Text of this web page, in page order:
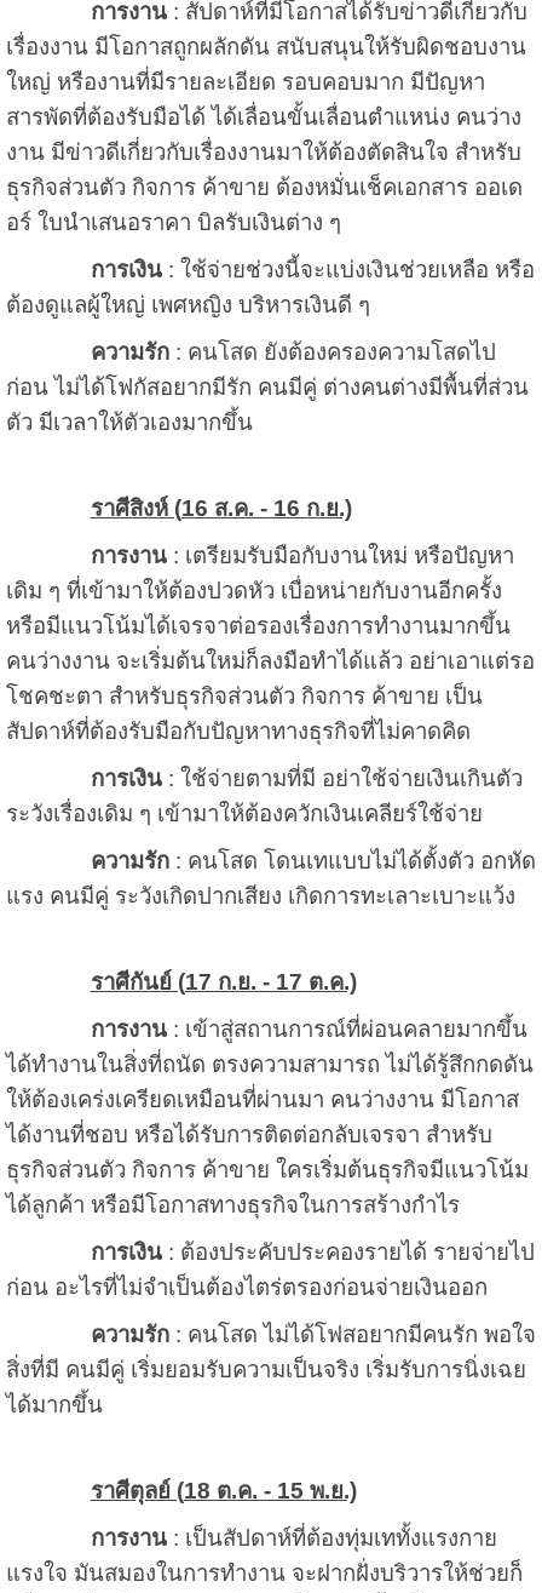
การงาน: สัปดาห์ที่มีโอกาสได้รับข่าวดีเกี่ยวกับ
เรื่องงาน มีโอกาสถูกผลักดัน สนับสนุนให้รับผิดชอบงาน
ใหญ่ หรืองานที่มีรายละเอียด รอบคอบมาก มีปัญหา
สารพัดที่ต้องรับมือได้ ได้เลื่อนขั้นเลื่อนตำแหน่ง คนว่าง
งาน มีข่าวดีเกี่ยวกับเรื่องงานมาให้ต้องตัดสินใจ สำหรับ
ธุรกิจส่วนตัว กิจการ ค้าขาย ต้องหมั่นเช็คเอกสาร ออเด
อร์ ใบนำเสนอราคา บิลรับเงินต่าง ๆ
การเงิน: ใช้จ่ายช่วงนี้จะแบ่งเงินช่วยเหลือ หรือ
ต้องดูแลผู้ใหญ่ เพศหญิง บริหารเงินดี ๆ
ความรัก: คนโสด ยังต้องครองความโสดไป
ก่อน ไม่ได้โฟกัสอยากมีรัก คนมีคู่ ต่างคนต่างมีพื้นที่ส่วน
ตัว มีเวลาให้ตัวเองมากขึ้น
ราศีสิงห์ (16 ส.ค. - 16 ก.ย.)
การงาน: เตรียมรับมือกับงานใหม่ หรือปัญหา
เดิม ๆ ที่เข้ามาให้ต้องปวดหัว เบื่อหน่ายกับงานอีกครั้ง
หรือมีแนวโน้มได้เจรจาต่อรองเรื่องการทำงานมากขึ้น
คนว่างงาน จะเริ่มต้นใหม่ก็ลงมือทำได้แล้ว อย่าเอาแต่รอ
โชคชะตา สำหรับธุรกิจส่วนตัว กิจการ ค้าขาย เป็น
สัปดาห์ที่ต้องรับมือกับปัญหาทางธุรกิจที่ไม่คาดคิด
การเงิน: ใช้จ่ายตามที่มี อย่าใช้จ่ายเงินเกินตัว
ระวังเรื่องเดิม ๆ เข้ามาให้ต้องควักเงินเคลียร์ใช้จ่าย
ความรัก: คนโสด โดนเทแบบไม่ได้ตั้งตัว อกหัด
แรง คนมีคู่ ระวังเกิดปากเสียง เกิดการทะเลาะเบาะแว้ง
ราศีกันย์ (17 ก.ย. - 17 ต.ค.)
การงาน: เข้าสู่สถานการณ์ที่ผ่อนคลายมากขึ้น
ได้ทำงานในสิ่งที่ถนัด ตรงความสามารถ ไม่ได้รู้สึกกดดัน
ให้ต้องเคร่งเครียดเหมือนที่ผ่านมา คนว่างงาน มีโอกาส
ได้งานที่ชอบ หรือได้รับการติดต่อกลับเจรจา สำหรับ
ธุรกิจส่วนตัว กิจการ ค้าขาย ใครเริ่มต้นธุรกิจมีแนวโน้ม
ได้ลูกค้า หรือมีโอกาสทางธุรกิจในการสร้างกำไร
การเงิน: ต้องประคับประคองรายได้ รายจ่ายไป
ก่อน อะไรที่ไม่จำเป็นต้องไตร่ตรองก่อนจ่ายเงินออก
ความรัก: คนโสด ไม่ได้โฟสอยากมีคนรัก พอใจ
สิ่งที่มี คนมีคู่ เริ่มยอมรับความเป็นจริง เริ่มรับการนิ่งเฉย
ได้มากขึ้น
ราศีตุลย์ (18 ต.ค. - 15 พ.ย.)
การงาน: เป็นสัปดาห์ที่ต้องทุ่มเททั้งแรงกาย
แรงใจ มันสมองในการทำงาน จะฝากฝั่งบริวารให้ช่วยก็